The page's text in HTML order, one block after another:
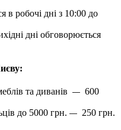
в робочі дні з 10:00 до
дні обговорюється
та диванів — 600
до 5000 грн. — 250 грн.